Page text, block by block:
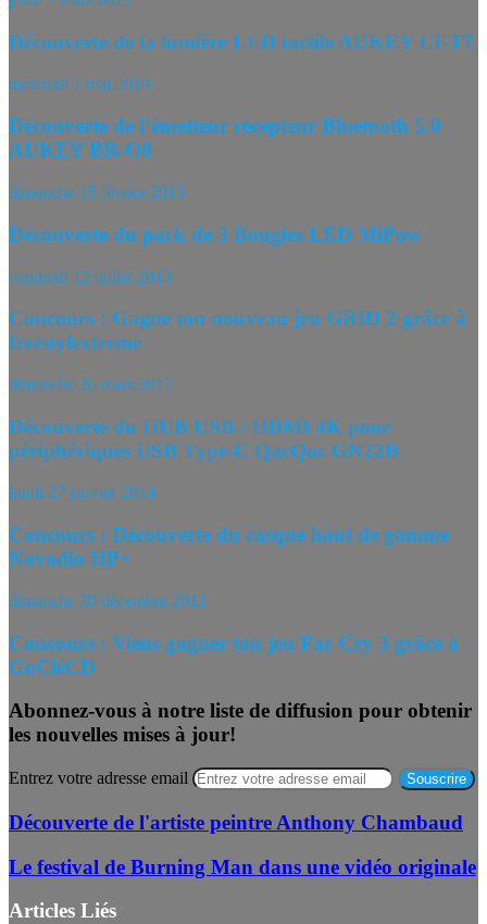
Découverte de la lumière LED tactile AUKEY LT-T7
mercredi 1 mai 2019
Découverte de l’émetteur récepteur Bluetooth 5.0
AUKEY BR-O8
dimanche 15 février 2015
Découverte du pack de 3 Bougies LED MiPow
vendredi 12 juillet 2013
Concours : Gagne ton nouveau jeu GRID 2 grâce à
freestylextreme
dimanche 26 mars 2017
Découverte du HUB USB / HDMI 4K pour
périphériques USB Type-C QacQoc GN22B
lundi 27 janvier 2014
Concours : Découverte du casque haut de gamme
Novodio HP+
dimanche 30 décembre 2012
Concours : Viens gagner ton jeu Far Cry 3 grâce à
GoCléCD
Abonnez-vous à notre liste de diffusion pour obtenir
les nouvelles mises à jour!
Entrez votre adresse email
Découverte de l'artiste peintre Anthony Chambaud
Le festival de Burning Man dans une vidéo originale
Articles Liés